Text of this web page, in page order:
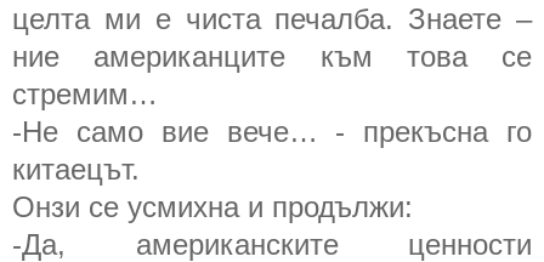
целта ми е чиста печалба. Знаете –
ние американците към това се
стремим…
-Не само вие вече… - прекъсна го
китаецът.
Онзи се усмихна и продължи:
-Да, американските ценности